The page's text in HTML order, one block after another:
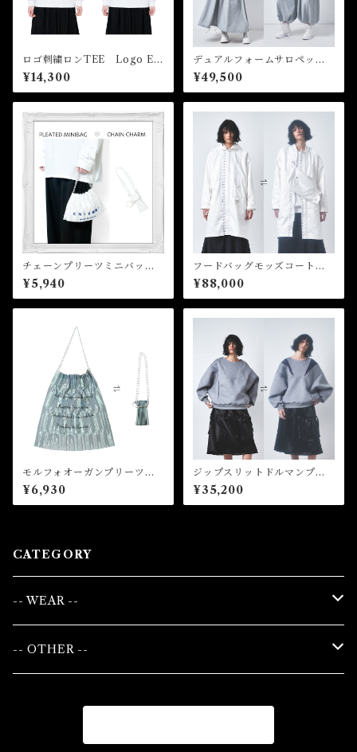
ロゴ刺繍ロンTEE Logo Em
broidery Long Sleeve Tee
¥14,300
デュアルフォームサロペッ
ト Dual Form Salopette
¥49,500
チェーンプリーツミニバッ
グ Chain pleated mini bag
¥5,940
フードバッグモッズコート
Hooded Bag Mods Coat
¥88,000
モルフォオーガンプリーツバ
ッグ Morpho Organ Pleat
ed Bag
¥6,930
ジップスリットドルマンプル
オーバー Zip Slit Dolman P
ullover
¥35,200
CATEGORY
-- WEAR --
WOMAN
-- OTHER --